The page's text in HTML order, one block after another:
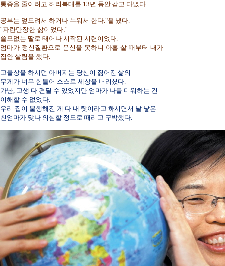
통증을 줄이려고 허리복대를 13년 동안 감고 다녔다.
공부는 엎드려서 하거나 누워서 한다."을 냈다.
"파란만장한 삶이었다."
쓸모없는 딸로 태어나 시작된 시련이었다.
엄마가 정신질환으로 운신을 못하니 아홉 살 때부터 내가
집안 살림을 했다.
고물상을 하시던 아버지는 당신이 짊어진 삶의
무게가 너무 힘들어 스스로 세상을 버리셨다.
가난, 고생 다 견딜 수 있었지만 엄마가 나를 미워하는 건
이해할 수 없었다.
우리 집이 불행해진 게 다 내 탓이라고 하시면서 날 낳은
친엄마가 맞나 의심할 정도로 때리고 구박했다.